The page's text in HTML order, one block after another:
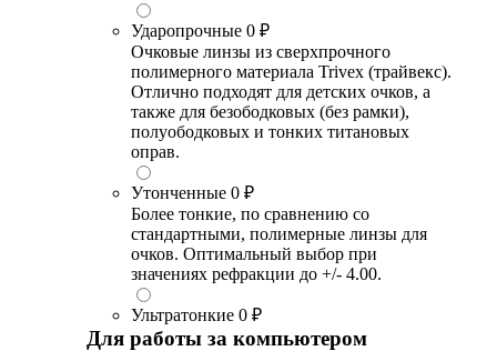
Ударопрочные 0 ₽
Очковые линзы из сверхпрочного
полимерного материала Trivex (трайвекс).
Отлично подходят для детских очков, а
также для безободковых (без рамки),
полуободковых и тонких титановых
оправ.
Утонченные 0 ₽
Более тонкие, по сравнению со
стандартными, полимерные линзы для
очков. Оптимальный выбор при
значениях рефракции до +/- 4.00.
Ультратонкие 0 ₽
Для работы за компьютером